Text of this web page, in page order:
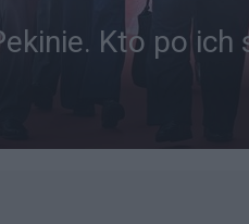
Kto po ich